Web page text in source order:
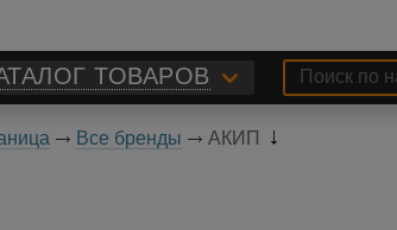
ТОВАРОВ
Все бренды АКИП